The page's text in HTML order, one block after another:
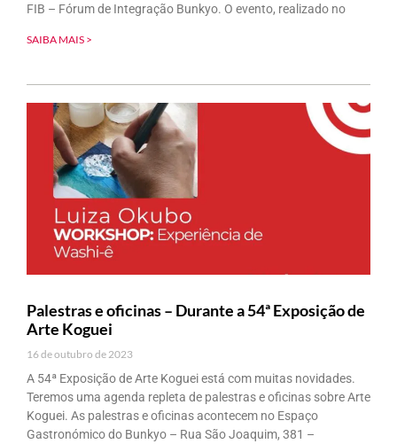
FIB – Fórum de Integração Bunkyo. O evento, realizado no
SAIBA MAIS >
Palestras e oficinas – Durante a 54ª Exposição de
Arte Koguei
16 de outubro de 2023
A 54ª Exposição de Arte Koguei está com muitas novidades.
Teremos uma agenda repleta de palestras e oficinas sobre Arte
Koguei. As palestras e oficinas acontecem no Espaço
Gastronómico do Bunkyo – Rua São Joaquim, 381 –